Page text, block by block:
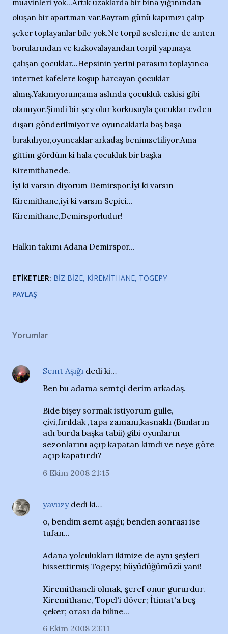
muavinleri yok...Artık uzaklarda bir bina yığınından
oluşan bir apartman var.Bayram günü kapımızı çalıp
şeker toplayanlar bile yok.Ne torpil sesleri,ne de anten
borularından ve kızkovalayandan torpil yapmaya
çalışan çocuklar...Hepsinin yerini parasını toplayınca
internet kafelere koşup harcayan çocuklar
almış.Yakınıyorum;ama aslında çocukluk eskisi gibi
olamıyor.Şimdi bir şey olur korkusuyla çocuklar evden
dışarı gönderilmiyor ve oyuncaklarla baş başa
bırakılıyor,oyuncaklar arkadaş benimsetiliyor.Ama
gittim gördüm ki hala çocukluk bir başka
Kiremithanede.
İyi ki varsın diyorum Demirspor.İyi ki varsın
Kiremithane,iyi ki varsın Sepici...
Kiremithane,Demirsporludur!
Halkın takımı Adana Demirspor...
ETIKETLER: BIZ BIZE KIREMITHANE TOGEPY
PAYLAŞ
Yorumlar
Semt Aşığı dedi ki…
Ben bu adama semtçi derim arkadaş.
Bide bişey sormak istiyorum gulle,
çivi,fırıldak ,tapa zamanı,kasnaklı (Bunların
adı burda başka tabii) gibi oyunların
sezonlarını açıp kapatan kimdi ve neye göre
açıp kapatırdı?
6 Ekim 2008 21:15
yavuzydedi ki…
o, bendim semt aşığı; benden sonrası ise
tufan...
Adana yolculukları ikimize de aynı şeyleri
hissettirmiş Togepy; büyüdüğümüzü yani!
Kiremithaneli olmak, şeref onur gururdur.
Kiremithane, Topel'i döver; İtimat'a beş
çeker; orası da biline...
6 Ekim 2008 23:11